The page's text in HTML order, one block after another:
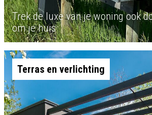
Trek de luxe van je woning ook
om je huis
Terras en verlichting